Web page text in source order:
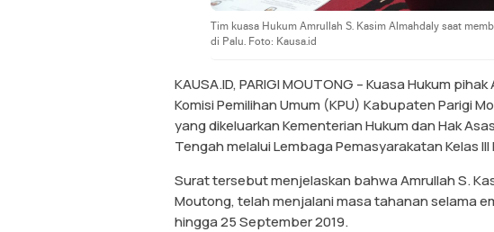
Tim kuasa Hukum Amrullah S. Kasim Almahdaly saat
di Palu. Foto: Kausa.id
KAUSA.ID, PARIGI MOUTONG – Kuasa Hukum
Komisi Pemilihan Umum (KPU) Kabupaten Parigi
yang dikeluarkan Kementerian Hukum dan Hak
Tengah melalui Lembaga Pemasyarakatan Kelas
Surat tersebut menjelaskan bahwa Amrullah S.
Moutong, telah menjalani masa tahanan selama
hingga 25 September 2019.